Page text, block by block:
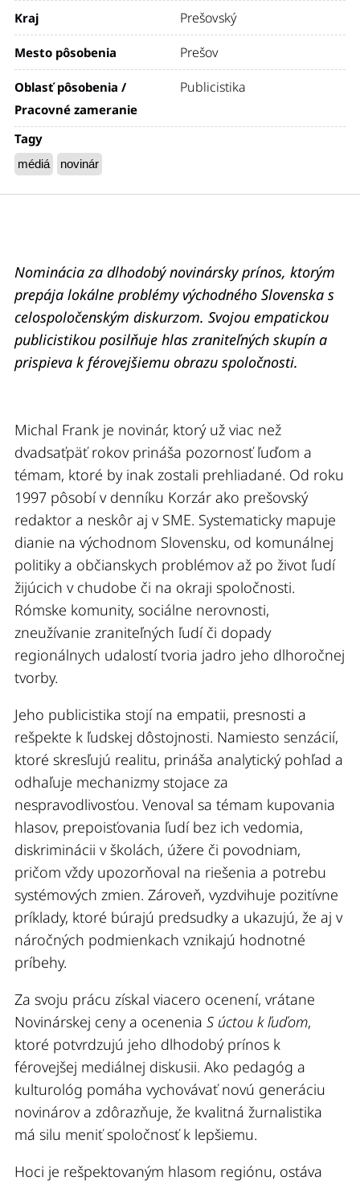
Kraj Prešovský
Mesto pôsobenia Prešov
Oblasť pôsobenia /
Pracovné zameranie
Publicistika
Tagy
médiá novinár
Nominácia za dlhodobý novinársky prínos, ktorým
prepája lokálne problémy východného Slovenska s
celospoločenským diskurzom. Svojou empatickou
publicistikou posilňuje hlas zraniteľných skupín a
prispieva k férovejšiemu obrazu spoločnosti.
Michal Frank je novinár, ktorý už viac než
dvadsaťpäť rokov prináša pozornosť ľuďom a
témam, ktoré by inak zostali prehliadané. Od roku
1997 pôsobí v denníku Korzár ako prešovský
redaktor a neskôr aj v SME. Systematicky mapuje
dianie na východnom Slovensku, od komunálnej
politiky a občianskych problémov až po život ľudí
žijúcich v chudobe či na okraji spoločnosti.
Rómske komunity, sociálne nerovnosti,
zneužívanie zraniteľných ľudí či dopady
regionálnych udalostí tvoria jadro jeho dlhoročnej
tvorby.
Jeho publicistika stojí na empatii, presnosti a
rešpekte k ľudskej dôstojnosti. Namiesto senzácií,
ktoré skresľujú realitu, prináša analytický pohľad a
odhaľuje mechanizmy stojace za
nespravodlivosťou. Venoval sa témam kupovania
hlasov, prepoisťovania ľudí bez ich vedomia,
diskriminácii v školách, úžere či povodniam,
pričom vždy upozorňoval na riešenia a potrebu
systémových zmien. Zároveň, vyzdvihuje pozitívne
príklady, ktoré búrajú predsudky a ukazujú, že aj v
náročných podmienkach vznikajú hodnotné
príbehy.
Za svoju prácu získal viacero ocenení, vrátane
Novinárskej ceny a ocenenia S úctou k ľuďom,
ktoré potvrdzujú jeho dlhodobý prínos k
férovejšej mediálnej diskusii. Ako pedagóg a
kulturológ pomáha vychovávať novú generáciu
novinárov a zdôrazňuje, že kvalitná žurnalistika
má silu meniť spoločnosť k lepšiemu.
Hoci je rešpektovaným hlasom regiónu, ostáva